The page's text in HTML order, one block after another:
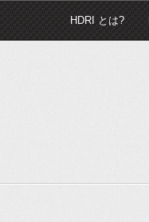
HDRI とは?